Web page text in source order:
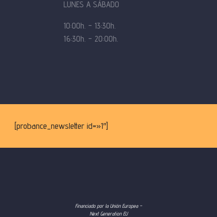
LUNES A SÁBADO
10:00h. – 13:30h.
16:30h. – 20:00h.
[probance_newsletter id=»1″]
Financiado por la Unión Europea –
Next Generation EU